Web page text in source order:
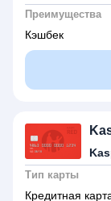
Преимущества
Кэшбек
Тип карты
Кредитная